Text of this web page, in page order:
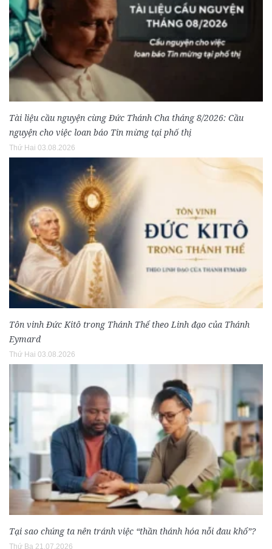
Tài liệu cầu nguyện cùng Đức Thánh Cha tháng 8/2026: Cầu
nguyện cho việc loan báo Tin mừng tại phố thị
Thứ Hai 03.08.2026
Tôn vinh Đức Kitô trong Thánh Thể theo Linh đạo của Thánh
Eymard
Thứ Hai 03.08.2026
Tại sao chúng ta nên tránh việc “thần thánh hóa nỗi đau khổ”?
Thứ Ba 21.07.2026